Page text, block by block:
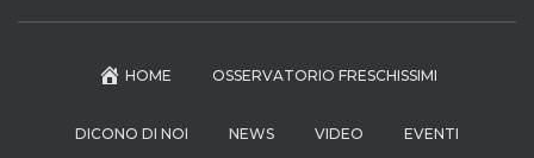
HOME OSSERVATORIO FRESCHISSIMI
DICONO DI NOI NEWS VIDEO EVENTI